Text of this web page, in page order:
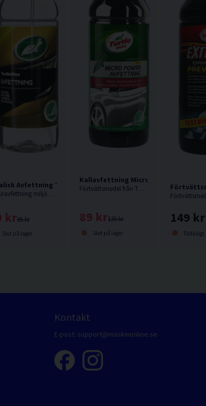
Avfettning Turtle Wax Svanen 1L
Naturavfettning miljömärkt med Svanen.
95 kr
kr
Slut på lager
Kallavfettning Micro Power Turtle Wax
Förtvättsmedel från Turtle Wax.
135 kr
89 kr
Slut på lager
149 kr
Tillfälligt
Kontakt
E-post: support@maskinonline.se